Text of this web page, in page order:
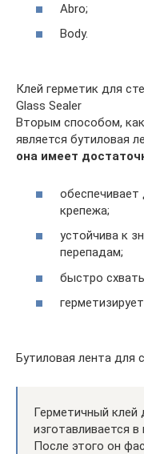
Abro;
Body.
Клей герметик для
Glass Sealer
Вторым способом,
является бутиловая
она имеет
крепежа;
устойчива к
перепадам;
быстро
Бутиловая лента для
Герметичный клей
изготавливается
После этого он